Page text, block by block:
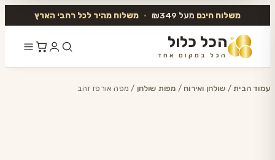
משלוח חינם מעל ₪349 • משלוח מהיר לכל רחבי הארץ
הכל כלול
הכל במקום אחד
לתוכן
עמוד הבית/ שולחן ואירוח / מפות שולחן / מפה אורפז זהב